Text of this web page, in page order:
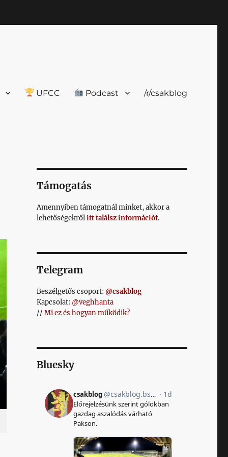
UFCC Podcast /r/csakblog
Támogatás
Amennyiben támogatnál minket, akkor a
lehetőségekrőlitt találsz információt.
Telegram
Beszélgetős csoport: @csakblog
Kapcsolat: @veghhanta
// Mi ez és hogyan működik?
Bluesky